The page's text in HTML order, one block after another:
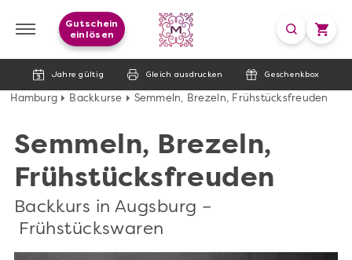
Jahre gültig Gleich ausdrucken Geschenkbox
Gutschein
einlösen
Hamburg Backkurse Semmeln, Brezeln, Frühstücksfreuden
Semmeln, Brezeln,
Frühstücksfreuden
Backkurs in Augsburg –
Frühstückswaren